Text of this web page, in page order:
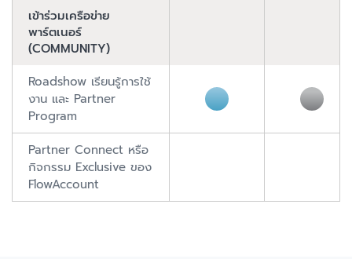
เข้าร่วมเครือข่าย
พาร์ตเนอร์
(COMMUNITY)
Roadshow เรียนรู้การใช้
งาน และ Partner
Program
Partner Connect หรือ
กิจกรรม Exclusive ของ
FlowAccount